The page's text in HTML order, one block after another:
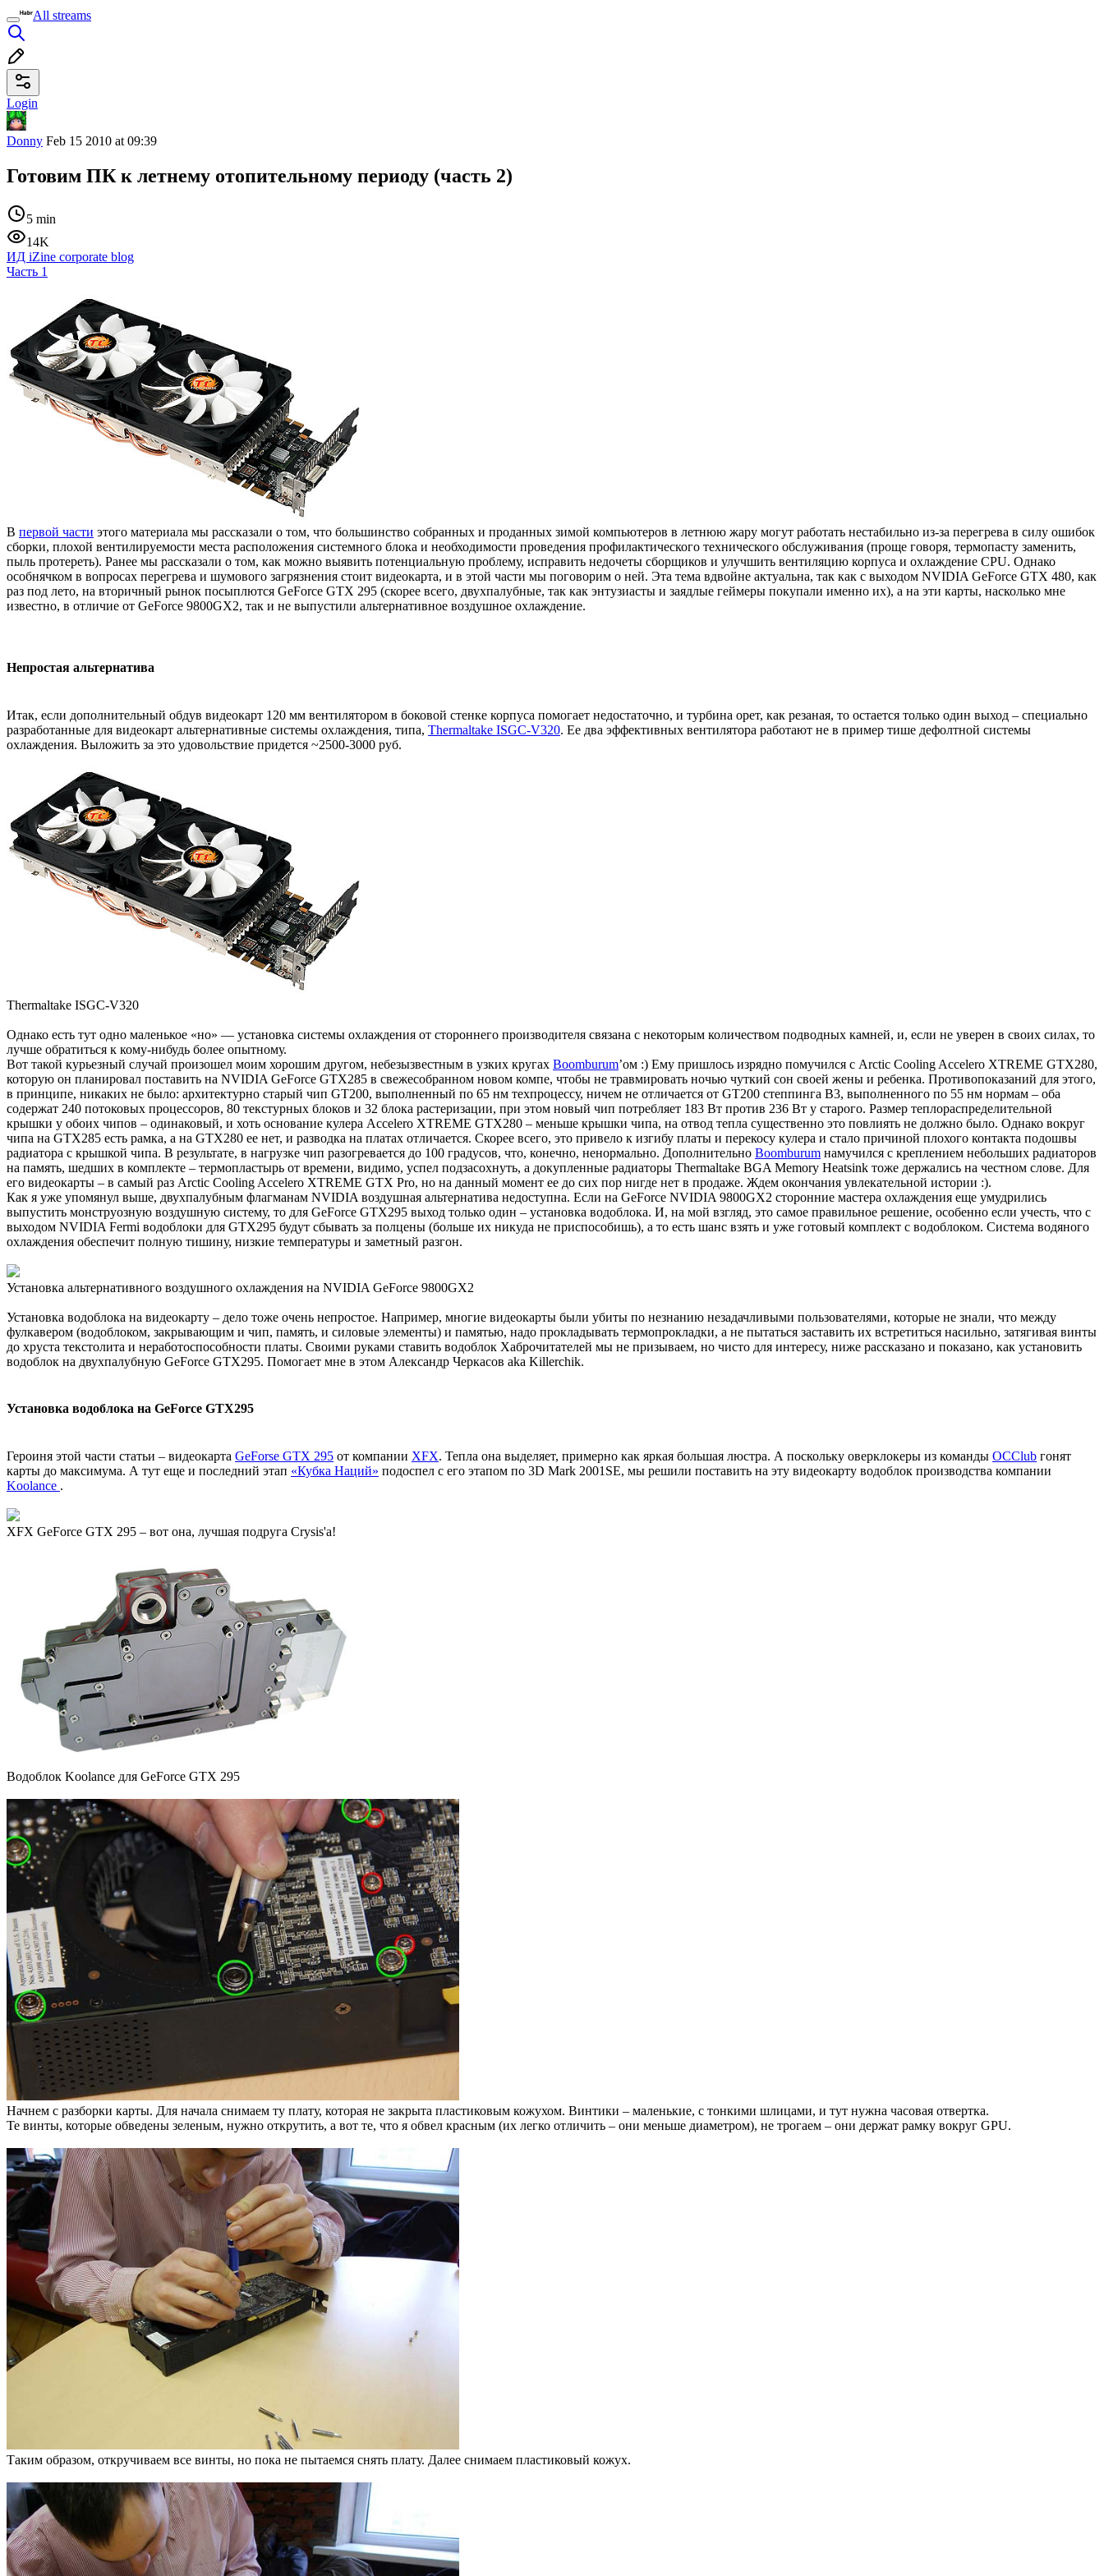
All streams
Login
Donny Feb 15 2010 at 09:39
Готовим ПК к летнему отопительному периоду (часть 2)
5 min
14K
ИД iZine corporate blog
Часть 1
В первой части этого материала мы рассказали о том, что большинство собранных и проданных зимой компьютеров в летнюю жару могут работать нестабильно из-за перегрева в силу ошибок
сборки, плохой вентилируемости места расположения системного блока и необходимости проведения профилактического технического обслуживания (проще говоря, термопасту заменить,
пыль протереть). Ранее мы рассказали о том, как можно выявить потенциальную проблему, исправить недочеты сборщиков и улучшить вентиляцию корпуса и охлаждение CPU. Однако
особнячком в вопросах перегрева и шумового загрязнения стоит видеокарта, и в этой части мы поговорим о ней. Эта тема вдвойне актуальна, так как с выходом NVIDIA GeForce GTX 480, как
раз под лето, на вторичный рынок посыплются GeForce GTX 295 (скорее всего, двухпалубные, так как энтузиасты и заядлые геймеры покупали именно их), а на эти карты, насколько мне
известно, в отличие от GeForce 9800GX2, так и не выпустили альтернативное воздушное охлаждение.
Непростая альтернатива
Итак, если дополнительный обдув видеокарт 120 мм вентилятором в боковой стенке корпуса помогает недостаточно, и турбина орет, как резаная, то остается только один выход – специально
разработанные для видеокарт альтернативные системы охлаждения, типа, Thermaltake ISGC-V320. Ее два эффективных вентилятора работают не в пример тише дефолтной системы
охлаждения. Выложить за это удовольствие придется ~2500-3000 руб.
Thermaltake ISGC-V320
Однако есть тут одно маленькое «но» — установка системы охлаждения от стороннего производителя связана с некоторым количеством подводных камней, и, если не уверен в своих силах, то
лучше обратиться к кому-нибудь более опытному.
Вот такой курьезный случай произошел моим хорошим другом, небезызвестным в узких кругах Boomburum’ом :) Ему пришлось изрядно помучился с Arctic Cooling Accelero XTREME GTX280,
которую он планировал поставить на NVIDIA GeForce GTX285 в свежесобранном новом компе, чтобы не травмировать ночью чуткий сон своей жены и ребенка. Противопоказаний для этого,
в принципе, никаких не было: архитектурно старый чип GT200, выполненный по 65 нм техпроцессу, ничем не отличается от GT200 степпинга B3, выполненного по 55 нм нормам – оба
содержат 240 потоковых процессоров, 80 текстурных блоков и 32 блока растеризации, при этом новый чип потребляет 183 Вт против 236 Вт у старого. Размер теплораспределительной
крышки у обоих чипов – одинаковый, и хоть основание кулера Accelero XTREME GTX280 – меньше крышки чипа, на отвод тепла существенно это повлиять не должно было. Однако вокруг
чипа на GTX285 есть рамка, а на GTX280 ее нет, и разводка на платах отличается. Скорее всего, это привело к изгибу платы и перекосу кулера и стало причиной плохого контакта подошвы
радиатора с крышкой чипа. В результате, в нагрузке чип разогревается до 100 градусов, что, конечно, ненормально. Дополнительно Boomburum намучился с креплением небольших радиаторов
на память, шедших в комплекте – термопластырь от времени, видимо, успел подзасохнуть, а докупленные радиаторы Thermaltake BGA Memory Heatsink тоже держались на честном слове. Для
его видеокарты – в самый раз Arctic Cooling Accelero XTREME GTX Pro, но на данный момент ее до сих пор нигде нет в продаже. Ждем окончания увлекательной истории :).
Как я уже упомянул выше, двухпалубным флагманам NVIDIA воздушная альтернатива недоступна. Если на GeForce NVIDIA 9800GX2 сторонние мастера охлаждения еще умудрились
выпустить монструозную воздушную систему, то для GeForce GTX295 выход только один – установка водоблока. И, на мой взгляд, это самое правильное решение, особенно если учесть, что с
выходом NVIDIA Fermi водоблоки для GTX295 будут сбывать за полцены (больше их никуда не приспособишь), а то есть шанс взять и уже готовый комплект с водоблоком. Система водяного
охлаждения обеспечит полную тишину, низкие температуры и заметный разгон.
Установка альтернативного воздушного охлаждения на NVIDIA GeForce 9800GX2
Установка водоблока на видеокарту – дело тоже очень непростое. Например, многие видеокарты были убиты по незнанию незадачливыми пользователями, которые не знали, что между
фулкавером (водоблоком, закрывающим и чип, память, и силовые элементы) и памятью, надо прокладывать термопрокладки, а не пытаться заставить их встретиться насильно, затягивая винты
до хруста текстолита и неработоспособности платы. Своими руками ставить водоблок Хаброчитателей мы не призываем, но чисто для интересу, ниже рассказано и показано, как установить
водоблок на двухпалубную GeForce GTX295. Помогает мне в этом Александр Черкасов aka Killerchik.
Установка водоблока на GeForce GTX295
Героиня этой части статьи – видеокарта GeForse GTX 295 от компании XFX. Тепла она выделяет, примерно как яркая большая люстра. А поскольку оверклокеры из команды OCClub гонят
карты до максимума. А тут еще и последний этап «Кубка Наций» подоспел с его этапом по 3D Mark 2001SE, мы решили поставить на эту видеокарту водоблок производства компании
Koolance .
XFX GeForce GTX 295 – вот она, лучшая подруга Crysis'а!
Водоблок Koolance для GeForce GTX 295
Начнем с разборки карты. Для начала снимаем ту плату, которая не закрыта пластиковым кожухом. Винтики – маленькие, с тонкими шлицами, и тут нужна часовая отвертка.
Те винты, которые обведены зеленым, нужно открутить, а вот те, что я обвел красным (их легко отличить – они меньше диаметром), не трогаем – они держат рамку вокруг GPU.
Таким образом, откручиваем все винты, но пока не пытаемся снять плату. Далее снимаем пластиковый кожух.